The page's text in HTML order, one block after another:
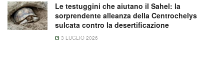
Le testuggini che aiutano il Sahel: la
sorprendente alleanza della Centrochelys
sulcata contro la desertificazione
3 LUGLIO 2026